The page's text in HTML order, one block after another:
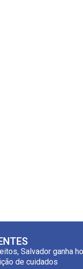
Salvador ganha
de cuidados